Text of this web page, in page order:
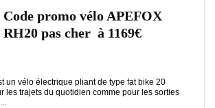
Code promo vélo APEFOX
RH20 pas cher à 1169€
un vélo électrique pliant de type fat bike 20
les trajets du quotidien comme pour les sorties